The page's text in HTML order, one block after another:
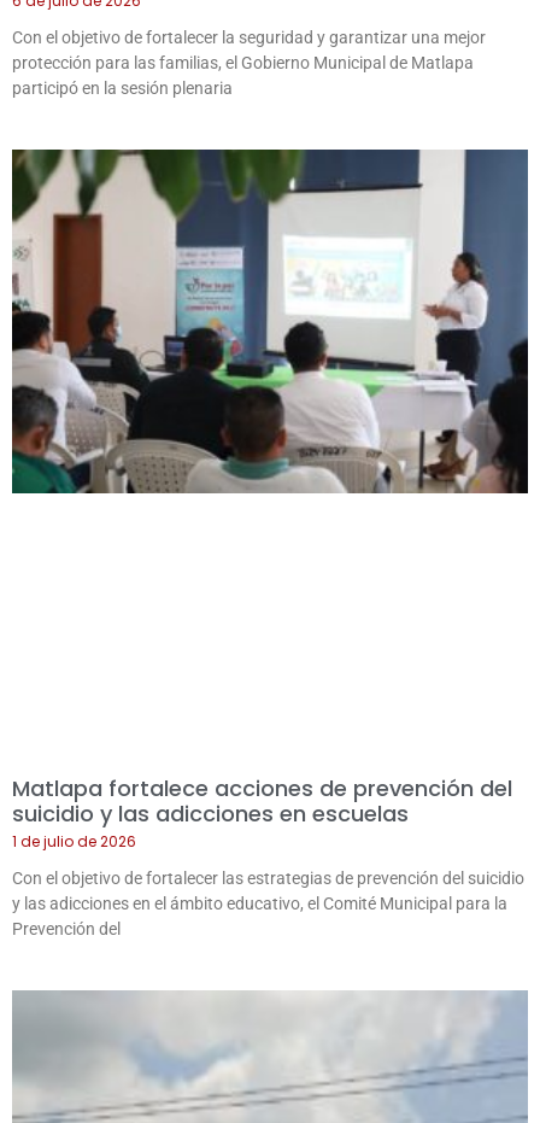
Con el objetivo de fortalecer la seguridad y garantizar una mejor
protección para las familias, el Gobierno Municipal de Matlapa
participó en la sesión plenaria
Matlapa fortalece acciones de prevención del
suicidio y las adicciones en escuelas
1 de julio de 2026
Con el objetivo de fortalecer las estrategias de prevención del suicidio
y las adicciones en el ámbito educativo, el Comité Municipal para la
Prevención del